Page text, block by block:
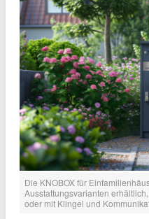
Die KNOBOX für
Ausstattungsvarianten
oder mit Klingel und